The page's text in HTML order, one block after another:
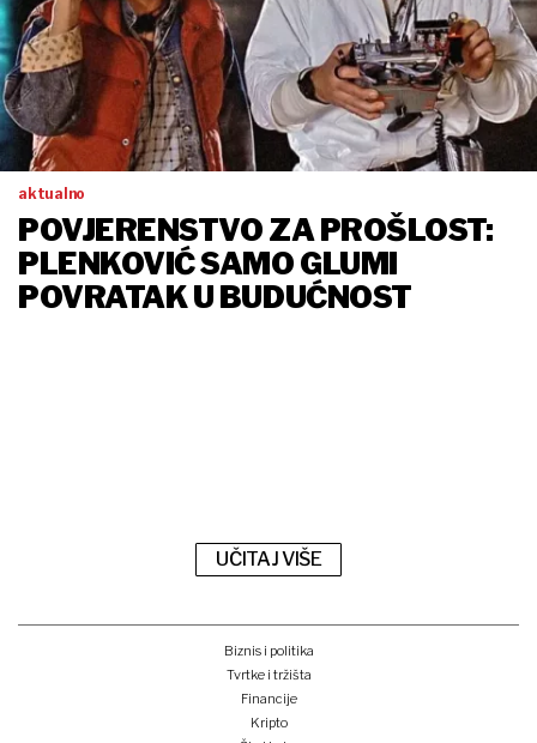
aktualno
POVJERENSTVO ZA PROŠLOST:
PLENKOVIĆ SAMO GLUMI
POVRATAK U BUDUĆNOST
UČITAJ VIŠE
Biznis i politika
Tvrtke i tržišta
Financije
Kripto